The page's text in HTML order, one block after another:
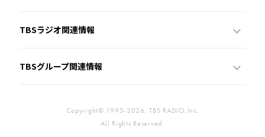
TBSラジオ関連情報
TBSグループ関連情報
Copyright© 1995-2026, TBS RADIO,Inc.
All Rights Reserved.